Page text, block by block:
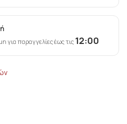
για παραγγελίες έως τις12:00